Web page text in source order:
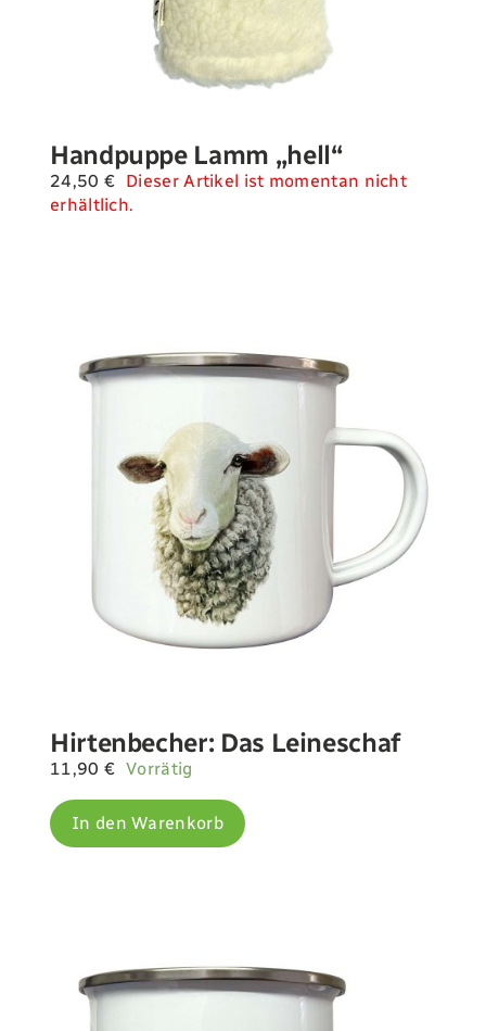
Handpuppe Lamm „hell“
24,50 € Dieser Artikel ist momentan nicht
erhältlich.
Hirtenbecher: Das Leineschaf
11,90 € Vorrätig
In den Warenkorb